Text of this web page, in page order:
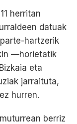
herritan
datuak
hartzerik
—horietatik
eta
jarraituta,
hurren.
berriz